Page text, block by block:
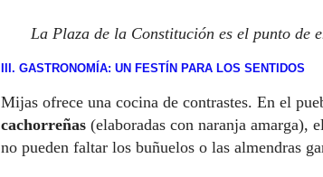
La Plaza de la Constitución es el punto de
III. GASTRONOMÍA: UN FESTÍN PARA LOS SENTIDOS
Mijas ofrece una cocina de contrastes. En el
cachorreñas (elaboradas con naranja amarga),
no pueden faltar los buñuelos o las almendras